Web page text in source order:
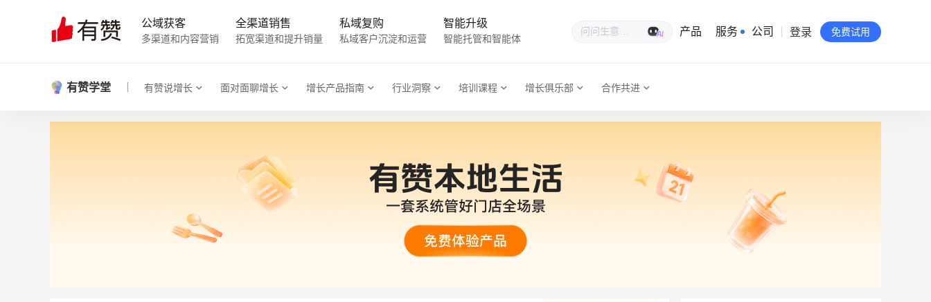
公域获客
多渠道和内容营销
全渠道销售
拓宽渠道和提升销量
私域复购
私域客户沉淀和运营
智能升级
智能托管和智能体
生意专家
产品 服务 公司
有赞公益
站点地图
登录 免费试用
有赞学堂 有赞说增长 面对面聊增长 增长产品指南 行业洞察 培训课程 增长俱乐部 合作共进